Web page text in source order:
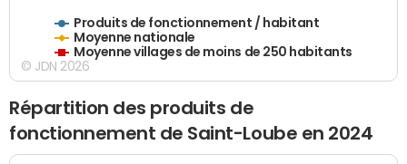
Produits de fonctionnement / habitant
Moyenne nationale
Moyenne villages de moins de 250 habitants
© JDN 2026
Répartition des produits de
fonctionnement de Saint-Loube en 2024